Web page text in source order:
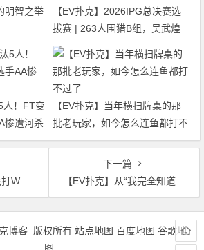
明智之举
【EV扑克】2026IPG总决赛选
拔赛 | 263人围猎B组，吴武煌
54.4万领跑，主赛第一轮晋级版
人！FT变
惨遭河杀
【EV扑克】当年横扫牌桌的那
批老玩家，如今怎么连鱼都打不
过了
在牌桌上”
下一篇
【EV扑克】从“我完全知道发生了什么”到“单挑吧兄弟”——WSOP大盲弃牌争议全程实录
博客 版权所有 站点地图 百度地图 谷歌地